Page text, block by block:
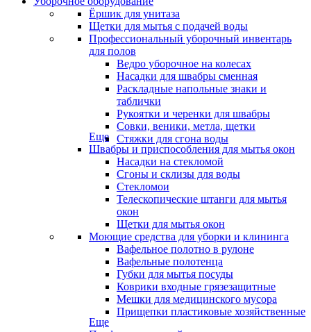
Ёршик для унитаза
Щетки для мытья с подачей воды
Профессиональный уборочный инвентарь
для полов
Ведро уборочное на колесах
Насадки для швабры сменная
Раскладные напольные знаки и
таблички
Рукоятки и черенки для швабры
Совки, веники, метла, щетки
Стяжки для сгона воды
Еще
Швабры и приспособления для мытья окон
Насадки на стекломой
Сгоны и склизы для воды
Стекломои
Телескопические штанги для мытья
окон
Щетки для мытья окон
Моющие средства для уборки и клининга
Вафельное полотно в рулоне
Вафельные полотенца
Губки для мытья посуды
Коврики входные грязезащитные
Мешки для медицинского мусора
Прищепки пластиковые хозяйственные
Еще